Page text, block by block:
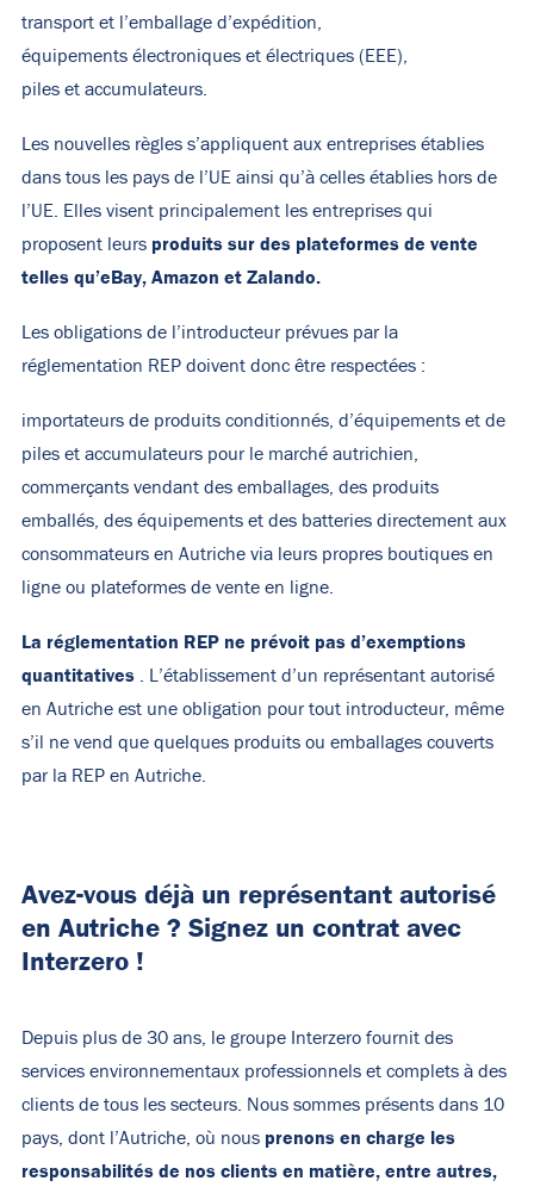
transport et l’emballage d’expédition,
équipements électroniques et électriques (EEE),
piles et accumulateurs.
Les nouvelles règles s’appliquent aux entreprises établies
dans tous les pays de l’UE ainsi qu’à celles établies hors de
l’UE. Elles visent principalement les entreprises qui
proposent leurs produits sur des plateformes de vente
telles qu’eBay, Amazon et Zalando.
Les obligations de l’introducteur prévues par la
réglementation REP doivent donc être respectées :
importateurs de produits conditionnés, d’équipements et de
piles et accumulateurs pour le marché autrichien,
commerçants vendant des emballages, des produits
emballés, des équipements et des batteries directement aux
consommateurs en Autriche via leurs propres boutiques en
ligne ou plateformes de vente en ligne.
La réglementation REP ne prévoit pas d’exemptions
quantitatives . L’établissement d’un représentant autorisé
en Autriche est une obligation pour tout introducteur, même
s’il ne vend que quelques produits ou emballages couverts
par la REP en Autriche.
Avez-vous déjà un représentant autorisé
en Autriche ? Signez un contrat avec
Interzero !
Depuis plus de 30 ans, le groupe Interzero fournit des
services environnementaux professionnels et complets à des
clients de tous les secteurs. Nous sommes présents dans 10
pays, dont l’Autriche, où nous prenons en charge les
responsabilités de nos clients en matière, entre autres,